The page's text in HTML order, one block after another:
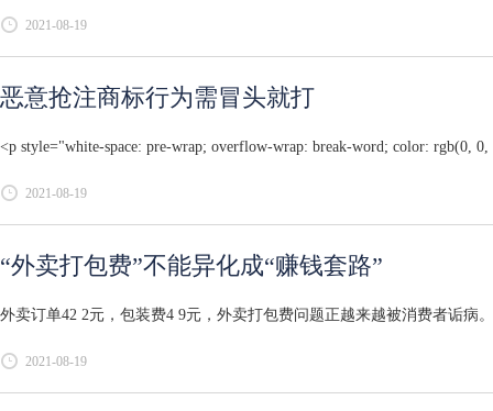
2021-08-19
恶意抢注商标行为需冒头就打
<p style="white-space: pre-wrap; overflow-wrap: break-word; color: rgb(0,
2021-08-19
“外卖打包费”不能异化成“赚钱套路”
外卖订单42 2元，包装费4 9元，外卖打包费问题正越来越被消费者诟
2021-08-19